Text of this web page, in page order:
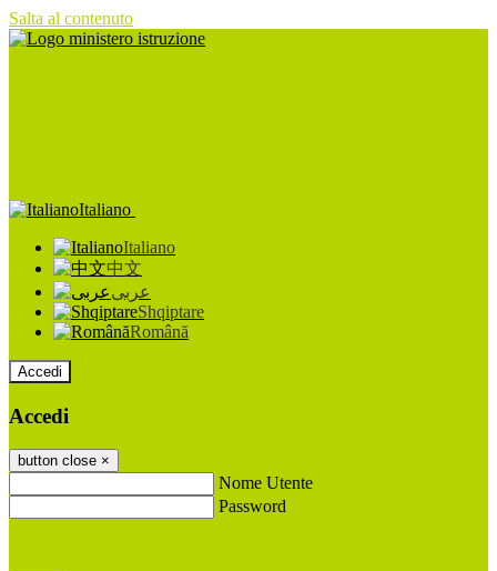
Salta al contenuto
Italiano
Italiano
中文
عربى
Shqiptare
Română
Accedi
Accedi
button close ×
Nome Utente
Password